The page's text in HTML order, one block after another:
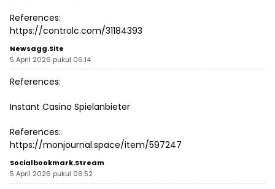
References:
https://controlc.com/31184393
Newsagg.site
5 April 2026 pukul 06:14
References:
Instant Casino Spielanbieter
References:
https://monjournal.space/item/597247
Socialbookmark.stream
5 April 2026 pukul 06:52